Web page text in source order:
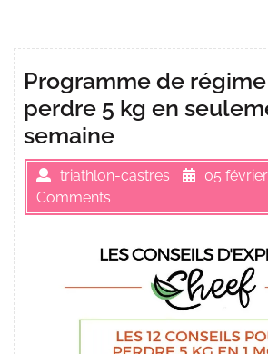
Programme de
perdre 5 kg en
semaine
triathlon-castres 05
Comments